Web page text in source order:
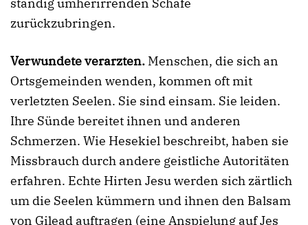
zurückzubringen.
Verwundete verarzten. Menschen, die sich an
Ortsgemeinden wenden, kommen oft mit
verletzten Seelen. Sie sind einsam. Sie leiden.
Ihre Sünde bereitet ihnen und anderen
Schmerzen. Wie Hesekiel beschreibt, haben sie
Missbrauch durch andere geistliche Autoritäten
erfahren. Echte Hirten Jesu werden sich zärtlich
um die Seelen kümmern und ihnen den Balsam
von Gilead auftragen (eine Anspielung auf Jes